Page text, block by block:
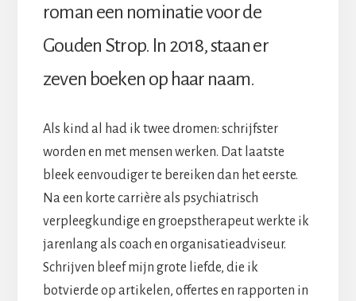
roman een nominatie voor de
Gouden Strop. In 2018, staan er
zeven boeken op haar naam.
Als kind al had ik twee dromen: schrijfster
worden en met mensen werken. Dat laatste
bleek eenvoudiger te bereiken dan het eerste.
Na een korte carrière als psychiatrisch
verpleegkundige en groepstherapeut werkte ik
jarenlang als coach en organisatieadviseur.
Schrijven bleef mijn grote liefde, die ik
botvierde op artikelen, offertes en rapporten in